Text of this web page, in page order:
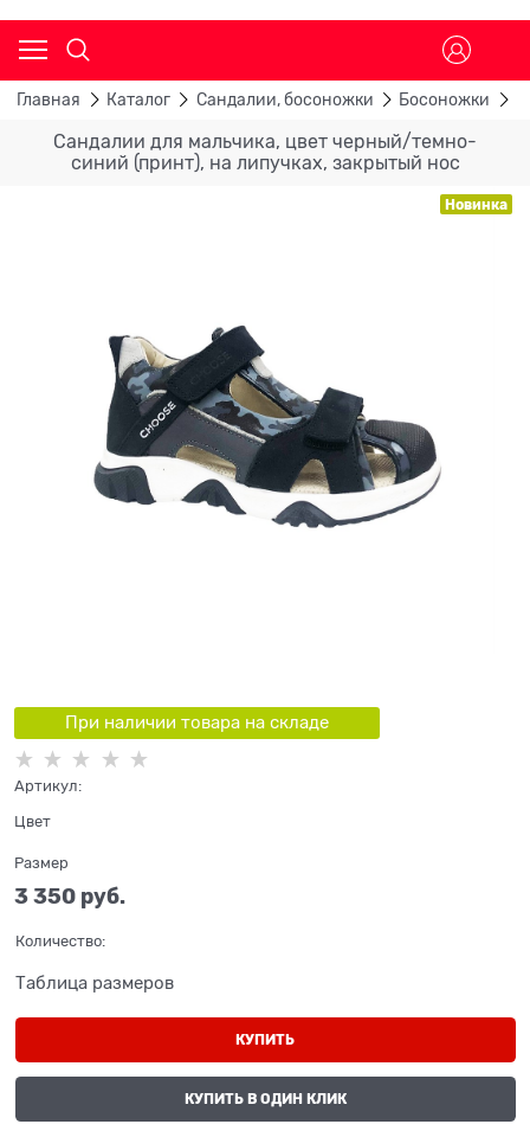
Главная Каталог Сандалии, босоножки Босоножки
Сандалии для мальчика, цвет черный/темно-
синий (принт), на липучках, закрытый нос
Новинка
При наличии товара на складе
Артикул:
Цвет
Размер
3 350 руб.
Количество:
Таблица размеров
КУПИТЬ
КУПИТЬ В ОДИН КЛИК